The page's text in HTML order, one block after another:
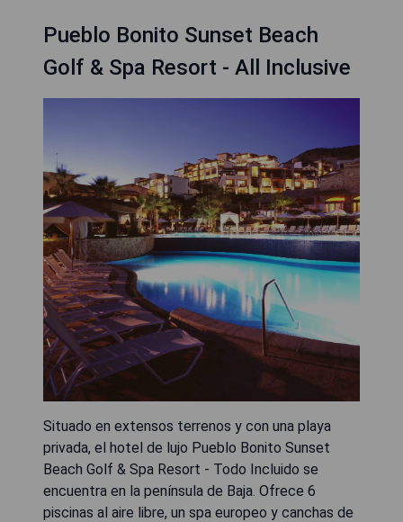
Pueblo Bonito Sunset Beach
Golf & Spa Resort - All Inclusive
Situado en extensos terrenos y con una playa
privada, el hotel de lujo Pueblo Bonito Sunset
Beach Golf & Spa Resort - Todo Incluido se
encuentra en la península de Baja. Ofrece 6
piscinas al aire libre, un spa europeo y canchas de